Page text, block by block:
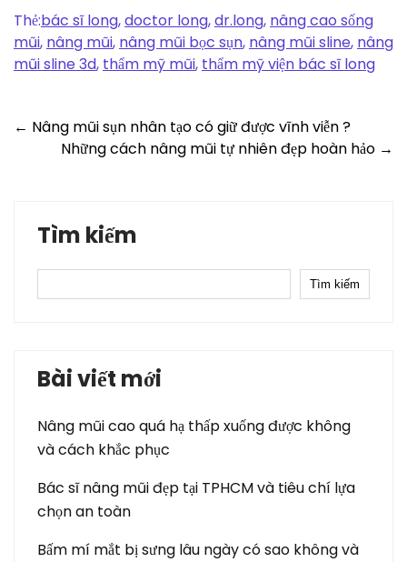
Thẻ:bác sĩ long,doctor long,dr.long, nâng cao sống
mũi, nâng mũi, nâng mũi bọc sụn, nâng mũi sline, nâng
mũi sline 3d, thẩm mỹ mũi, thẩm mỹ viện bác sĩ long
Post
navigation
← Nâng mũi sụn nhân tạo có giữ được vĩnh viễn ?
Những cách nâng mũi tự nhiên đẹp hoàn hảo →
Tìm kiếm
Tìm kiếm
Bài viết mới
Nâng mũi cao quá hạ thấp xuống được không
và cách khắc phục
Bác sĩ nâng mũi đẹp tại TPHCM và tiêu chí lựa
chọn an toàn
Bấm mí mắt bị sưng lâu ngày có sao không và